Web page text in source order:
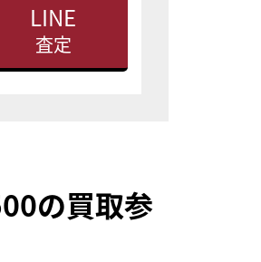
LINE
査定
の買取参